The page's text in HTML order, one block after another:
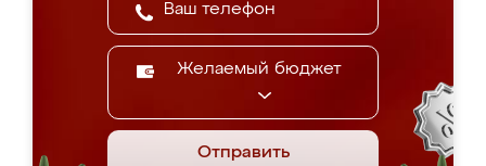
Желаемый бюджет
Отправить